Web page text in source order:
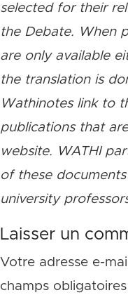
selected for their
the Debate. When
are only available
the translation is
Wathinotes link to
publications that
website. WATHI
of these
university
Laisser un
Votre adresse e-
champs